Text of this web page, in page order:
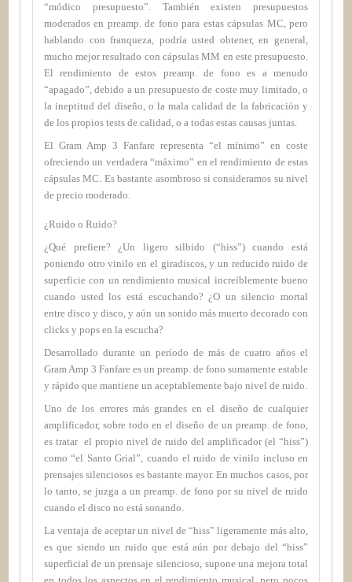
“módico presupuesto”. También existen presupuestos
moderados en preamp. de fono para estas cápsulas MC, pero
hablando con franqueza, podría usted obtener, en general,
mucho mejor resultado con cápsulas MM en este presupuesto.
El rendimiento de estos preamp. de fono es a menudo
“apagado”, debido a un presupuesto de coste muy limitado, o
la ineptitud del diseño, o la mala calidad de la fabricación y
de los propios tests de calidad, o a todas estas causas juntas.
El Gram Amp 3 Fanfare representa “el mínimo” en coste
ofreciendo un verdadera “máximo” en el rendimiento de estas
cápsulas MC. Es bastante asombroso si consideramos su nivel
de precio moderado.
¿Ruido o Ruido?
¿Qué prefiere? ¿Un ligero silbido (“hiss”) cuando está
poniendo otro vinilo en el giradiscos, y un reducido ruido de
superficie con un rendimiento musical increíblemente bueno
cuando usted los está escuchando? ¿O un silencio mortal
entre disco y disco, y aún un sonido más muerto decorado con
clicks y pops en la escucha?
Desarrollado durante un período de más de cuatro años el
Gram Amp 3 Fanfare es un preamp. de fono sumamente estable
y rápido que mantiene un aceptablemente bajo nivel de ruido.
Uno de los errores más grandes en el diseño de cualquier
amplificador, sobre todo en el diseño de un preamp. de fono,
es tratar el propio nivel de ruido del amplificador (el “hiss”)
como “el Santo Grial”, cuando el ruido de vinilo incluso en
prensajes silenciosos es bastante mayor. En muchos casos, por
lo tanto, se juzga a un preamp. de fono por su nivel de ruido
cuando el disco no está sonando.
La ventaja de aceptar un nivel de “hiss” ligeramente más alto,
es que siendo un ruido que está aún por debajo del “hiss”
superficial de un prensaje silencioso, supone una mejora total